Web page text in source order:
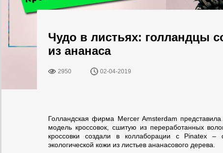
Чудо в листьях: голландцы
из ананаса
2950 02-04-2019
Голландская фирма Mercer Amsterdam
модель кроссовок, сшитую из переработанных
кроссовки создали в коллаборации с Pinatex –
экологической кожи из листьев ананасового дерева.